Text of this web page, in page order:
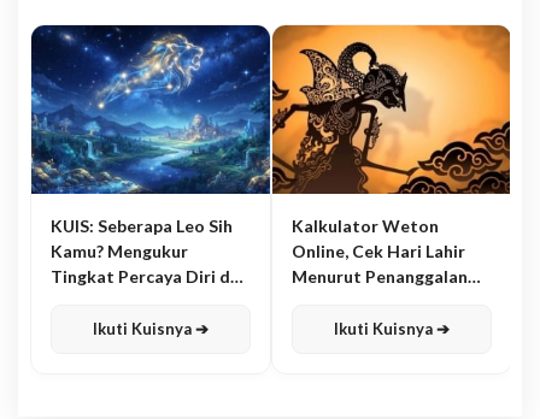
KUIS: Seberapa Leo Sih
Kamu? Mengukur
Tingkat Percaya Diri dan
Ikuti Kuisnya ➔
Kalkulator Weton
Online, Cek Hari Lahir
Menurut Penanggalan
Ikuti Kuisnya ➔